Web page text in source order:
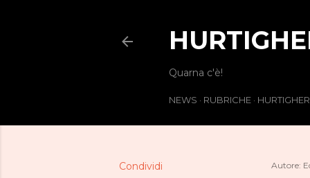
Quarna c'è!
NEWS RUBRICHE
Condividi Autore: